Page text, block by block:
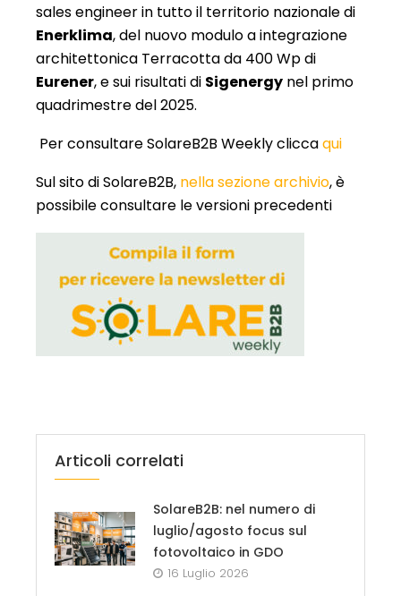
sales engineer in tutto il territorio nazionale di
Enerklima, del nuovo modulo a integrazione
architettonica Terracotta da 400 Wp di
Eurener, e sui risultati di Sigenergy nel primo
quadrimestre del 2025.
Per consultare SolareB2B Weekly cliccaqui
Sul sito di SolareB2B, nella sezione archivio, è
possibile consultare le versioni precedenti
Articoli correlati
SolareB2B: nel numero di
luglio/agosto focus sul
fotovoltaico in GDO
16 Luglio 2026